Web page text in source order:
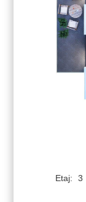
Etaj:
3